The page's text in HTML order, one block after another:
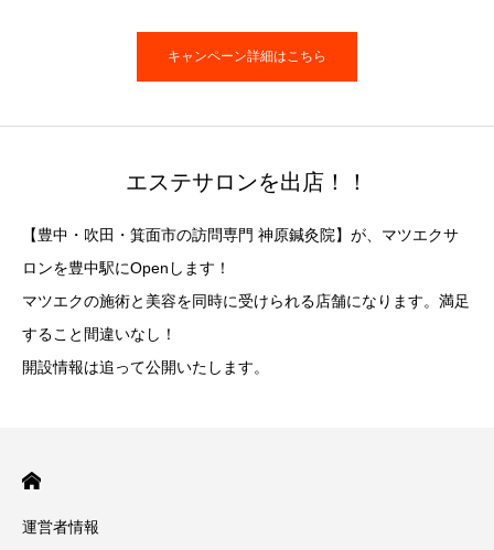
キャンペーン詳細はこちら
エステサロンを出店！！
【豊中・吹田・箕面市の訪問専門 神原鍼灸院】が、マツエクサ
ロンを豊中駅にOpenします！
マツエクの施術と美容を同時に受けられる店舗になります。満足
すること間違いなし！
開設情報は追って公開いたします。
運営者情報